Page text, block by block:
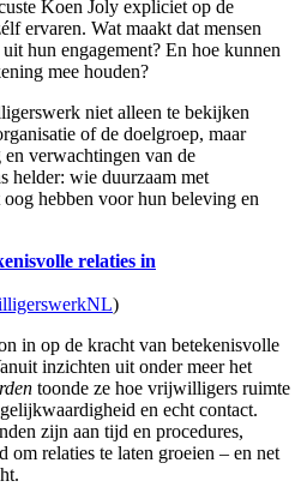
Koen Joly expliciet op de
ervaren. Wat maakt dat mensen
hun engagement? En hoe kunnen
mee houden?
niet alleen te bekijken
of de doelgroep, maar
verwachtingen van de
helder: wie duurzaam met
hebben voor hun beleving en
relaties in
)
in op de kracht van betekenisvolle
inzichten uit onder meer het
toonde ze hoe vrijwilligers ruimte
en echt contact.
zijn aan tijd en procedures,
relaties te laten groeien – en net